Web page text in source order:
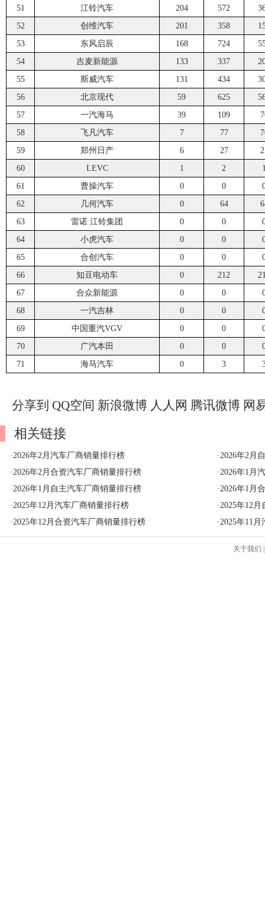
51
江铃汽车 204 572
52
创维汽车 201 358
53
东风启辰 168 724
54
吉麦新能源 133 337
55
斯威汽车 131 434
56
北京现代 59 625
57
一汽海马 39 109
58
飞凡汽车 7 77
59
郑州日产 6 27
60
LEVC 1 2
61
曹操汽车 0 0
62
几何汽车 0 64
63
雷诺 江铃集团 0 0
64
小虎汽车 0 0
65
合创汽车 0 0
66
知豆电动车 0 212
67
合众新能源 0 0
68
一汽吉林 0 0
69
中国重汽VGV 0 0
70
广汽本田 0 0
71
海马汽车 0 3
分享到 QQ空间 新浪微博 人人网 腾讯微博 网
相关链接
·2026年2月汽车厂商销量排行榜 ·2026年2月
·2026年2月合资汽车厂商销量排行榜 ·2026年1月
·2026年1月自主汽车厂商销量排行榜 ·2026年1月
·2025年12月汽车厂商销量排行榜 ·2025年12
·2025年12月合资汽车厂商销量排行榜 ·2025年11
关于我们